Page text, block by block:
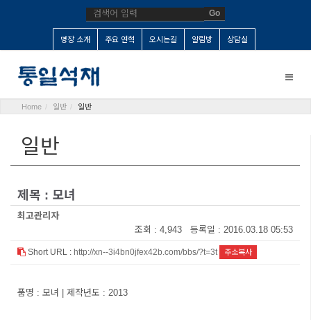
Go
명장 소개 주요 연혁 오시는길 알림방 상담실
Toggle
Home 일반 일반
일반
제목 : 모녀
최고관리자
조회 : 4,943 등록일 : 2016.03.18 05:53
Short URL : http://xn--3i4bn0jfex42b.com/bbs/?t=3t 주소복사
품명 : 모녀 | 제작년도 : 2013